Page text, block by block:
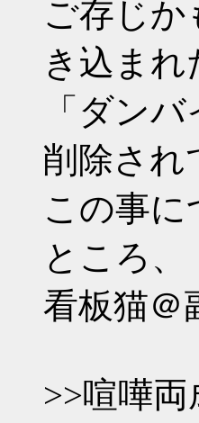
ご存じ
き込ま
「ダン
削除され
この事
ところ、
看板猫＠
>>喧嘩